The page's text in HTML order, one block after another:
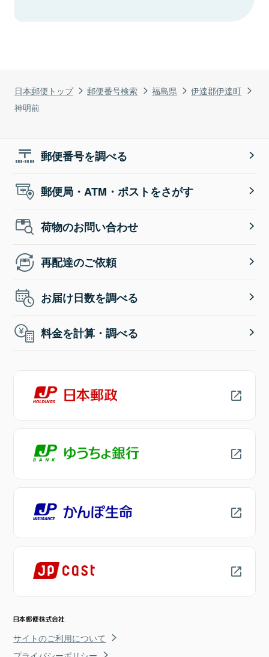
日本郵便トップ 郵便番号検索 福島県
伊達郡伊達町
神明前
郵便番号を調べる
郵便局・ATM・ポストをさがす
荷物のお問い合わせ
再配達のご依頼
お届け日数を調べる
料金を計算・調べる
サイトのご利用について